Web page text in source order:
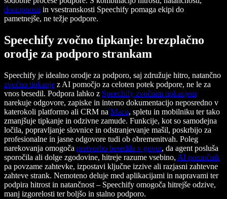
dostopnosti in vsestranskosti Speechify pomaga ekipi do
pametnejše, ne težje podpore.
Speechify zvočno tipkanje: brezplačno
orodje za podporo strankam
Speechify je idealno orodje za podporo, saj združuje hitro, natančno
zvočno tipkanje z AI pomočjo za celoten potek podpore, ne le za
vnos besedil. Podpora lahko z Speechify zvočnim tipkanjem
narekuje odgovore, zapiske in interno dokumentacijo neposredno v
katerokoli platformo ali CRM na Macu, spletu in mobilniku ter tako
zmanjšuje tipkanje in odzivne zamude. Funkcije, kot so samodejna
ločila, popravljanje slovnice in odstranjevanje mašil, poskrbijo za
profesionalne in jasne odgovore tudi ob obremenitvah. Poleg
narekovanja omogoča pretvorbo besedila v govor, da agent posluša
sporočila ali dolge zgodovine, hitreje razume vsebino, AI pomočnik
pa povzame zahtevke, izpostavi ključne izzive ali razjasni zahtevne
zahteve strank. Nemoteno deluje med aplikacijami in napravami ter
podpira hitrost in natančnost – Speechify omogoča hitrejše odzive,
manj izgorelosti ter boljšo in stalno podporo.